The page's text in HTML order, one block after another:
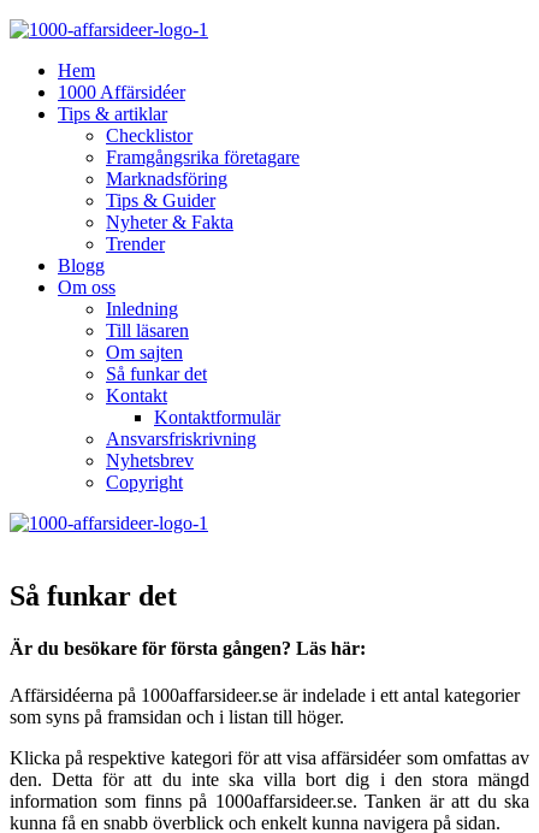
Hem
1000 Affärsidéer
Tips & artiklar
Checklistor
Framgångsrika företagare
Marknadsföring
Tips & Guider
Nyheter & Fakta
Trender
Blogg
Om oss
Inledning
Till läsaren
Om sajten
Så funkar det
Kontakt
Kontaktformulär
Ansvarsfriskrivning
Nyhetsbrev
Copyright
Så funkar det
Är du besökare för första gången? Läs här:
Affärsidéerna på 1000affarsideer.se är indelade i ett antal kategorier
som syns på framsidan och i listan till höger.
Klicka på respektive kategori för att visa affärsidéer som omfattas av
den. Detta för att du inte ska villa bort dig i den stora mängd
information som finns på 1000affarsideer.se. Tanken är att du ska
kunna få en snabb överblick och enkelt kunna navigera på sidan.